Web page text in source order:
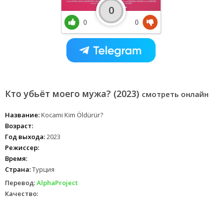
Кто убьёт моего мужа? (2023) смотреть онлайн
Название:Kocami Kim Öldürür?
Возраст:
Год выхода:2023
Режиссер:
Время:
Страна:Турция
Перевод:AlphaProject
Качество:
0
0
0